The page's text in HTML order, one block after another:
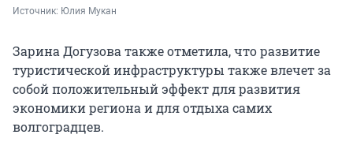
Источник: Юлия Мукан
Зарина Догузова также отметила, что развитие
туристической инфраструктуры также влечет за
собой положительный эффект для развития
экономики региона и для отдыха самих
волгоградцев.